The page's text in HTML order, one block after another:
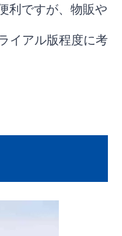
利ですが、物販や
イアル版程度に考